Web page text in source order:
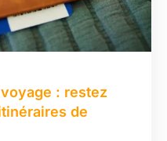
: restez
de